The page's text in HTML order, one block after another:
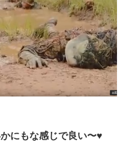
にもな感じで良い〜♥